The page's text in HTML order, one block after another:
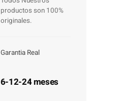
productos son 100%
originales.
Garantia Real
6-12-24 meses